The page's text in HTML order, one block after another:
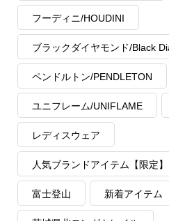
フーディニ/HOUDINI
ブラックダイヤモンド/Black
ペンドルトン/PENDLETON
ユニフレーム/UNIFLAME
レディスウェア
人気ブランドアイテム【限定
富士登山 新着アイテム